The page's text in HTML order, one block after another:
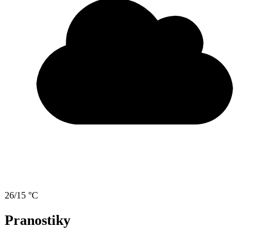
26/15 °C
Pranostiky